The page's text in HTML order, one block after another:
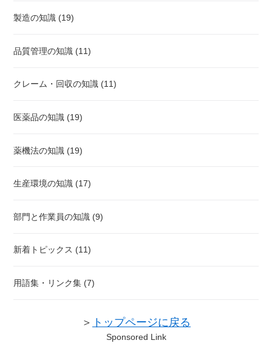
製造の知識 (19)
品質管理の知識 (11)
クレーム・回収の知識 (11)
医薬品の知識 (19)
薬機法の知識 (19)
生産環境の知識 (17)
部門と作業員の知識 (9)
新着トピックス (11)
用語集・リンク集 (7)
＞ トップページに戻る
Sponsored Link